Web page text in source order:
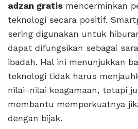
adzan gratis mencerminkan
teknologi secara positif.
sering digunakan untuk
dapat difungsikan sebagai
ibadah. Hal ini menunjukkan
teknologi tidak harus
nilai-nilai keagamaan, tetapi
membantu memperkuatnya
dengan bijak.